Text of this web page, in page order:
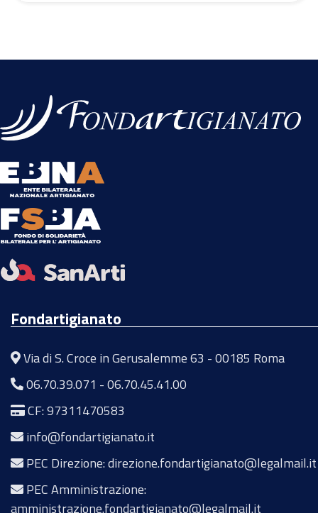
Fondartigianato
Via di S. Croce in Gerusalemme 63 - 00185 Roma
06.70.39.071 -06.70.45.41.00
CF: 97311470583
info@fondartigianato.it
PEC Direzione: direzione.fondartigianato@legalmail.it
PEC Amministrazione:
amministrazione.fondartigianato@legalmail.it